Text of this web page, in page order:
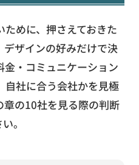
めに、押さえておきた
デザインの好みだけで決
・コミュニケーション
自社に合う会社かを見極
章の10社を見る際の判断
。